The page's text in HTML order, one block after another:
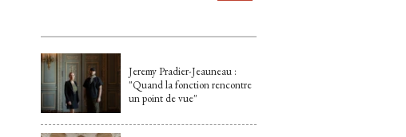
Jeremy Pradier-Jeauneau :
"Quand la fonction rencontre
un point de vue"